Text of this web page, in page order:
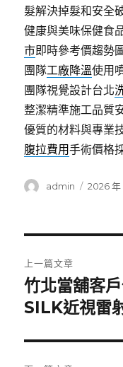
髮解決掉髮和安全
健康與美味保健食
市即時參考價趨勢
團隊工廠降溫使用
團隊視覺設計台北
整潔精準施工品質
優質的材料與專業
腹拉費用手術價格
作
admin
發
2026 年
章
導
覽
上一篇文章
上
一
文
章:
竹北當舖客
SILK近視雷